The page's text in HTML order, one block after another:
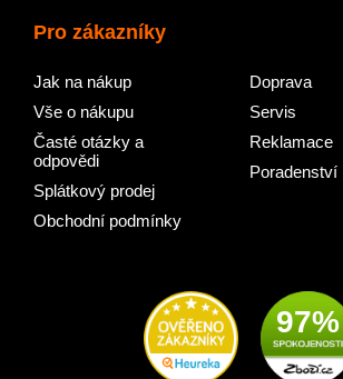
Pro zákazníky
Jak na nákup
Vše o nákupu
Časté otázky a
odpovědi
Splátkový prodej
Obchodní podmínky
Doprava
Servis
Reklamace
Poradenství
97%